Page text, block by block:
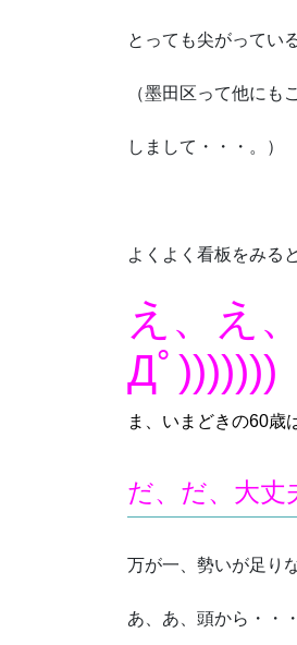
とっても尖がってい
（墨田区って他に
しまして・・・。）
よくよく看板をみる
え、え
Дﾟ)))))))
ま、いまどきの60歳
だ、だ、大丈
万が一、勢いが足り
あ、あ、頭から・・